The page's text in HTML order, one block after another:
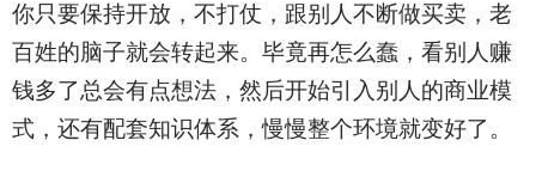
你只要保持开放，不打仗，跟别人不断做买卖，老
百姓的脑子就会转起来。毕竟再怎么蠢，看别人赚
钱多了总会有点想法，然后开始引入别人的商业模
式，还有配套知识体系，慢慢整个环境就变好了。